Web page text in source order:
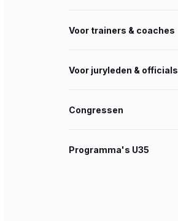
Voor trainers & coaches
Voor juryleden & officials
Congressen
Programma's U35